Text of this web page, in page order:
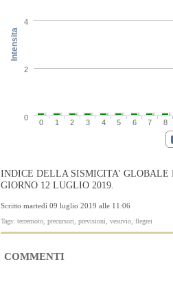
Intensita
0 1 2 3 4 5 6 7 8
0
2
4
INDICE DELLA SISMICITA' GLOBALE
GIORNO 12 LUGLIO 2019.
Scritto martedì 09 luglio 2019 alle 11:06
Tags: terremoto, precursori, previsioni, vesuvio, flegrei
COMMENTI